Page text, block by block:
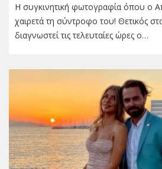
Η συγκινητική φωτογραφία όπου ο
χαιρετά τη σύντροφο του! Θετικός
διαγνωστεί τις τελευταίες ώρες ο…